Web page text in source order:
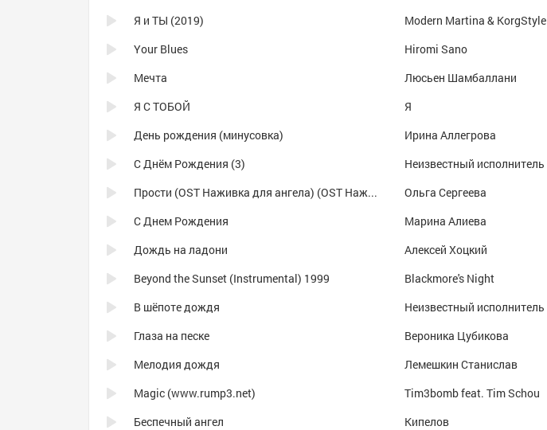
Я и ТЫ (2019)
Modern Martina & KorgStyle
Your Blues
Hiromi Sano
Мечта
Люсьен Шамбаллани
Я С ТОБОЙ
Я
День рождения (минусовка)
Ирина Аллегрова
С Днём Рождения (3)
Неизвестный исполнитель
Прости (OST Наживка для ангела) (OST Наживка для ангела)
Ольга Сергеева
С Днем Рождения
Марина Алиева
Дождь на ладони
Алексей Хоцкий
Beyond the Sunset (Instrumental) 1999
Blackmore's Night
В шёпоте дождя
Неизвестный исполнитель
Глаза на песке
Вероника Цубикова
Мелодия дождя
Лемешкин Станислав
Magic (www.rump3.net)
Tim3bomb feat. Tim Schou
Беспечный ангел
Кипелов